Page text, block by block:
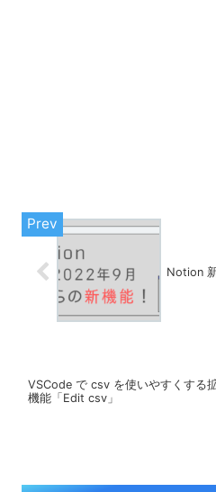
Notion
VSCode で csv を使いやすくする
機能「Edit csv」